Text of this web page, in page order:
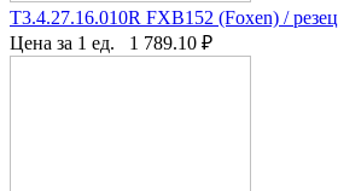
T3.4.27.16.010R FXB152 (Foxen) / резец
Цена за 1 ед.
1 789.10 ₽